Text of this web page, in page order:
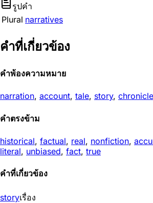
รูปคำ
Plural narratives
คำที่เกี่ยวข้อง
คำพ้องความหมาย
narration, account, tale, story, chronicle
คำตรงข้าม
historical, factual, real, nonfiction,
literal, unbiased, fact, true
คำที่เกี่ยวข้อง
storyเรื่อง